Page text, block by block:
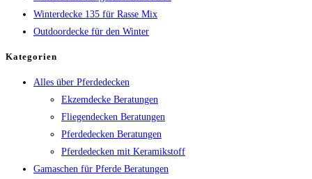
Winterdecke 135 für Rasse Mix
Outdoordecke für den Winter
Kategorien
Alles über Pferdedecken
Ekzemdecke Beratungen
Fliegendecken Beratungen
Pferdedecken Beratungen
Pferdedecken mit Keramikstoff
Gamaschen für Pferde Beratungen